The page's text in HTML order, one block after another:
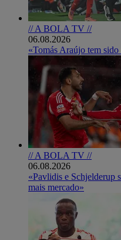
// A BOLA TV //
06.08.2026
«Tomás Araújo tem
// A BOLA TV //
06.08.2026
«Pavlidis e Schjelderup
mais mercado»